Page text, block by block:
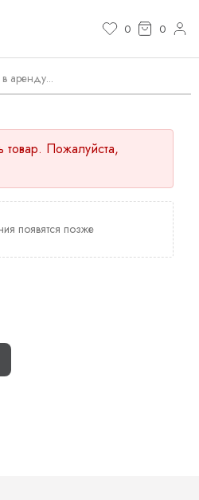
0 0
товар. Пожалуйста,
появятся позже